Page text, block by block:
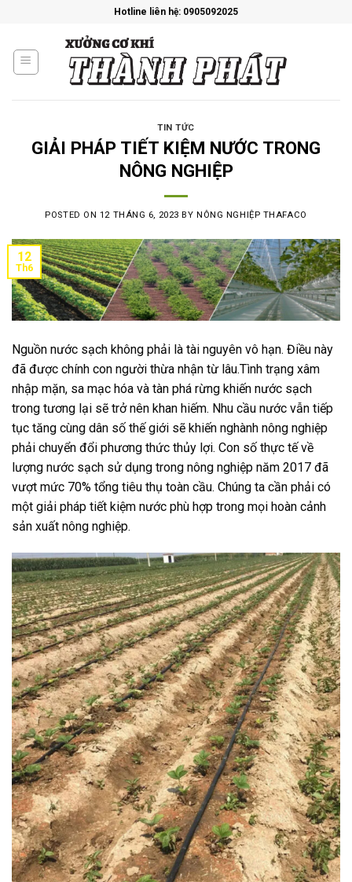
content
Hotline liên hệ: 0905092025
TIN TỨC
GIẢI PHÁP TIẾT KIỆM NƯỚC TRONG
NÔNG NGHIỆP
POSTED ON 12 THÁNG 6, 2023 BYNÔNG NGHIỆP THAFACO
12
Th6
Nguồn nước sạch không phải là tài nguyên vô hạn. Điều này
đã được chính con người thừa nhận từ lâu.Tình trạng xâm
nhập mặn, sa mạc hóa và tàn phá rừng khiến nước sạch
trong tương lại sẽ trở nên khan hiếm. Nhu cầu nước vẫn tiếp
tục tăng cùng dân số thế giới sẽ khiến nghành nông nghiệp
phải chuyển đổi phương thức thủy lợi. Con số thực tế về
lượng nước sạch sử dụng trong nông nghiệp năm 2017 đã
vượt mức 70% tổng tiêu thụ toàn cầu. Chúng ta cần phải có
một giải pháp tiết kiệm nước phù hợp trong mọi hoàn cảnh
sản xuất nông nghiệp.